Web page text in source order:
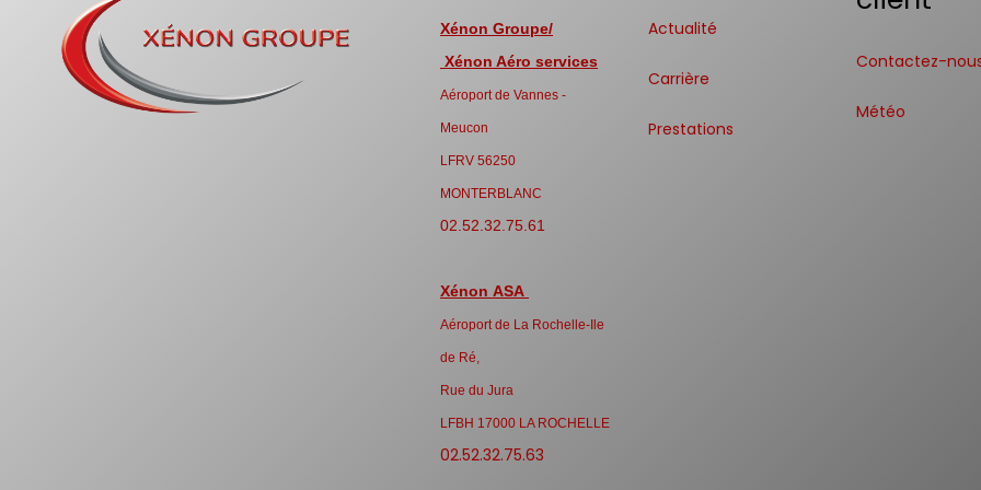
Xénon Groupe/
Xénon Aéro services
Aéroport de Vannes -
Meucon
LFRV 56250
MONTERBLANC
02.52.32.75.61
Xénon ASA
Aéroport de La Rochelle-Ile
de Ré,
Rue du Jura
LFBH 17000 LA ROCHELLE
02.52.32.75.63
Actualité
Carrière
Prestations
Contactez-
Météo